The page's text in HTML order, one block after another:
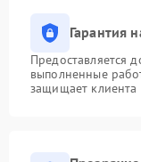
Гарантия
Предоставляется
выполненные
защищает клиента